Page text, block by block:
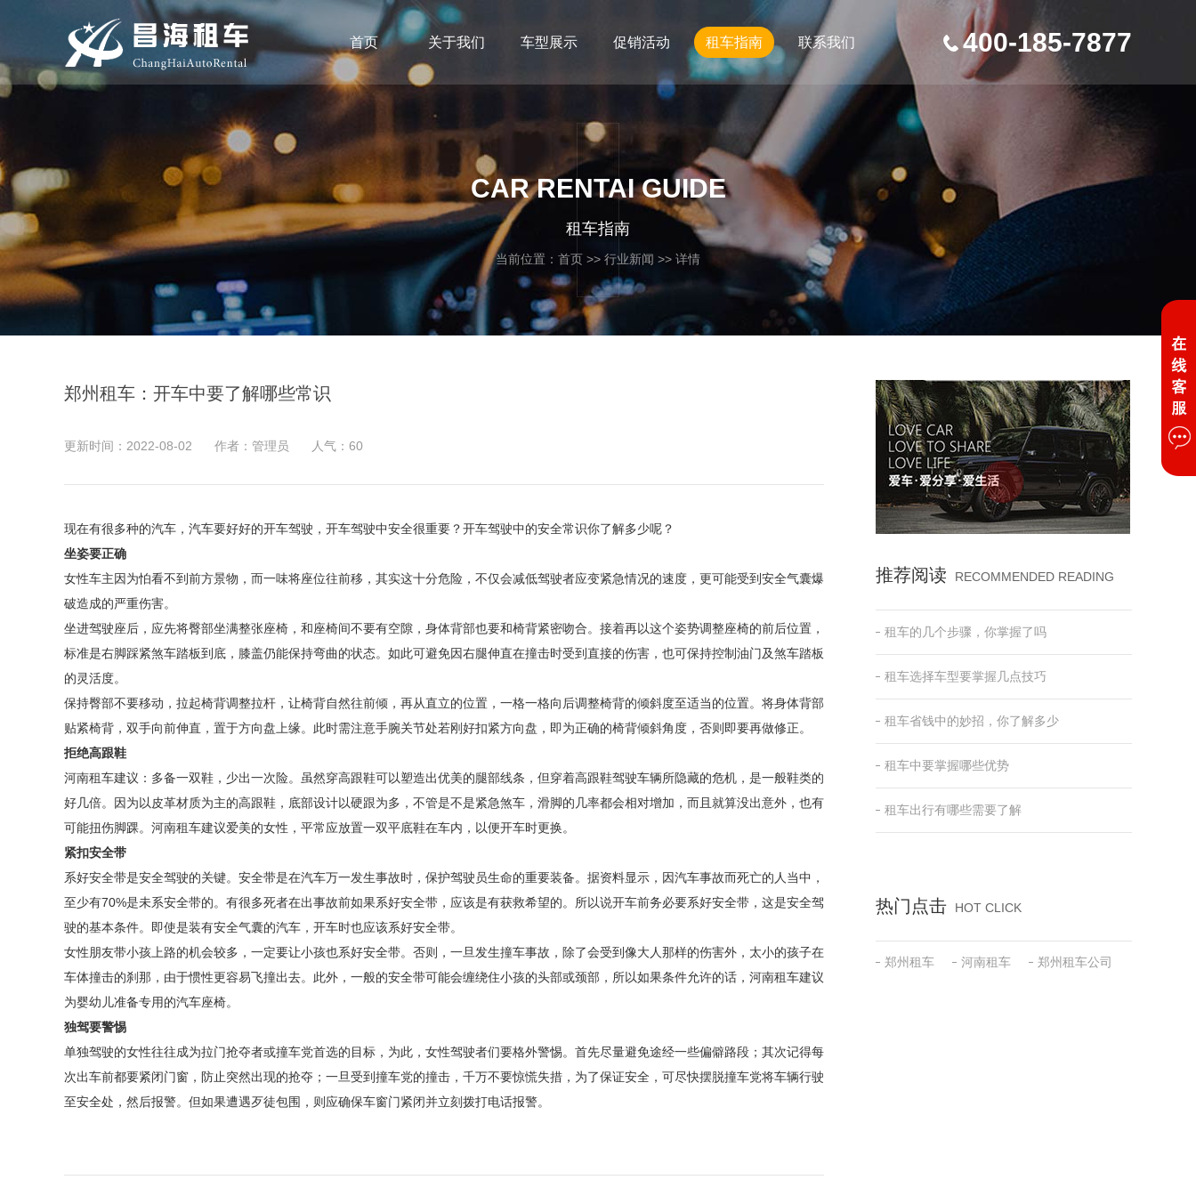
首页 关于我们 车型展示 促销活动 租车指南 联系我们 400-185-7877
CAR RENTAI GUIDE
租车指南
当前位置： 首页 >> 行业新闻 >> 详情
郑州租车：开车中要了解哪些常识
更新时间：2022-08-02 作者：管理员 人气： 60
现在有很多种的汽车，汽车要好好的开车驾驶，开车驾驶中安全很重要？开车驾驶中的安全常识你了解多少呢？
坐姿要正确
女性车主因为怕看不到前方景物，而一味将座位往前移，其实这十分危险，不仅会减低驾驶者应变紧急情况的速度，更可能受到安全气囊爆
破造成的严重伤害。
坐进驾驶座后，应先将臀部坐满整张座椅，和座椅间不要有空隙，身体背部也要和椅背紧密吻合。接着再以这个姿势调整座椅的前后位置，
标准是右脚踩紧煞车踏板到底，膝盖仍能保持弯曲的状态。如此可避免因右腿伸直在撞击时受到直接的伤害，也可保持控制油门及煞车踏板
的灵活度。
保持臀部不要移动，拉起椅背调整拉杆，让椅背自然往前倾，再从直立的位置，一格一格向后调整椅背的倾斜度至适当的位置。将身体背部
贴紧椅背，双手向前伸直，置于方向盘上缘。此时需注意手腕关节处若刚好扣紧方向盘，即为正确的椅背倾斜角度，否则即要再做修正。
拒绝高跟鞋
河南租车建议：多备一双鞋，少出一次险。虽然穿高跟鞋可以塑造出优美的腿部线条，但穿着高跟鞋驾驶车辆所隐藏的危机，是一般鞋类的
好几倍。因为以皮革材质为主的高跟鞋，底部设计以硬跟为多，不管是不是紧急煞车，滑脚的几率都会相对增加，而且就算没出意外，也有
可能扭伤脚踝。河南租车建议爱美的女性，平常应放置一双平底鞋在车内，以便开车时更换。
紧扣安全带
系好安全带是安全驾驶的关键。安全带是在汽车万一发生事故时，保护驾驶员生命的重要装备。据资料显示，因汽车事故而死亡的人当中，
至少有70%是未系安全带的。有很多死者在出事故前如果系好安全带，应该是有获救希望的。所以说开车前务必要系好安全带，这是安全驾
驶的基本条件。即使是装有安全气囊的汽车，开车时也应该系好安全带。
女性朋友带小孩上路的机会较多，一定要让小孩也系好安全带。否则，一旦发生撞车事故，除了会受到像大人那样的伤害外，太小的孩子在
车体撞击的刹那，由于惯性更容易飞撞出去。此外，一般的安全带可能会缠绕住小孩的头部或颈部，所以如果条件允许的话，河南租车建议
为婴幼儿准备专用的汽车座椅。
独驾要警惕
单独驾驶的女性往往成为拉门抢夺者或撞车党首选的目标，为此，女性驾驶者们要格外警惕。首先尽量避免途经一些偏僻路段；其次记得每
次出车前都要紧闭门窗，防止突然出现的抢夺；一旦受到撞车党的撞击，千万不要惊慌失措，为了保证安全，可尽快摆脱撞车党将车辆行驶
至安全处，然后报警。但如果遭遇歹徒包围，则应确保车窗门紧闭并立刻拨打电话报警。
推荐阅读 RECOMMENDED READING
租车的几个步骤，你掌握了吗
租车选择车型要掌握几点技巧
租车省钱中的妙招，你了解多少
租车中要掌握哪些优势
租车出行有哪些需要了解
热门点击 HOT CLICK
郑州租车 河南租车 郑州租车公司